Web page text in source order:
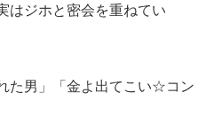
はジホと密会を重ねてい
た男」「金よ出てこい☆コン